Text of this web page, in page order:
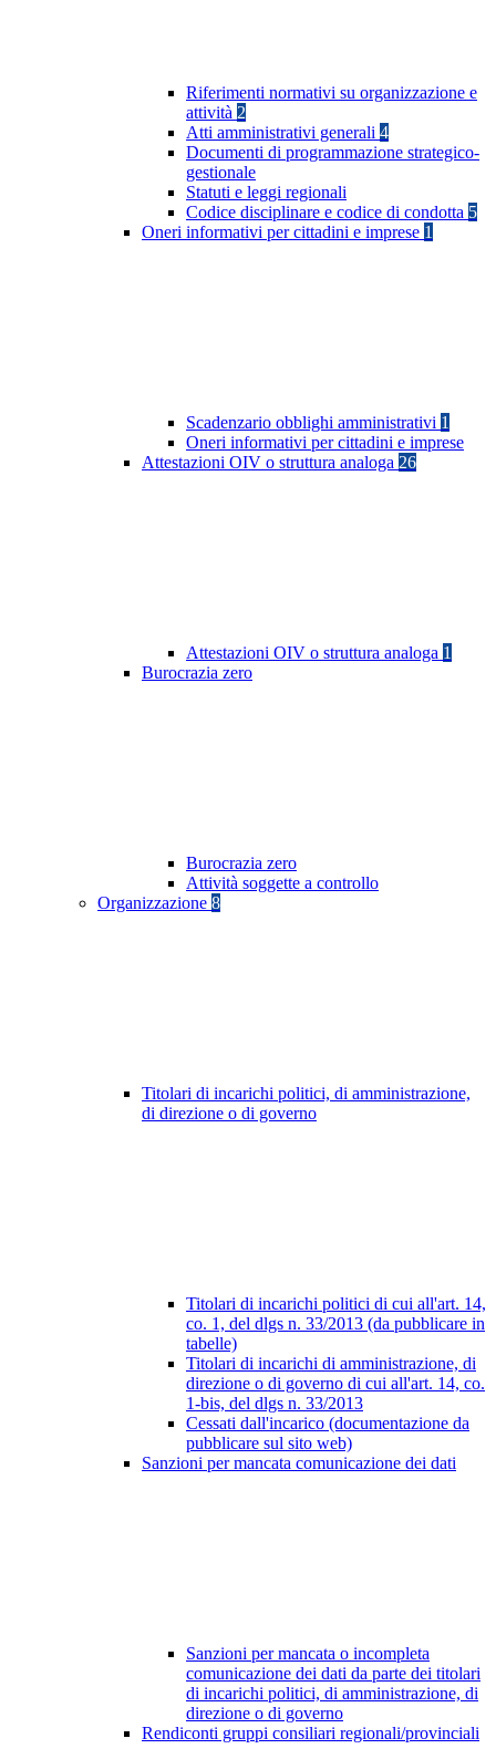
Riferimenti normativi su organizzazione e
attività 2
Atti amministrativi generali 4
Documenti di programmazione strategico-
gestionale
Statuti e leggi regionali
Codice disciplinare e codice di condotta 5
Oneri informativi per cittadini e imprese 1
Scadenzario obblighi amministrativi 1
Oneri informativi per cittadini e imprese
Attestazioni OIV o struttura analoga 26
Attestazioni OIV o struttura analoga 1
Burocrazia zero
Burocrazia zero
Attività soggette a controllo
Organizzazione 8
Titolari di incarichi politici, di amministrazione,
di direzione o di governo
Titolari di incarichi politici di cui all'art. 14,
co. 1, del dlgs n. 33/2013 (da pubblicare in
tabelle)
Titolari di incarichi di amministrazione, di
direzione o di governo di cui all'art. 14, co.
1-bis, del dlgs n. 33/2013
Cessati dall'incarico (documentazione da
pubblicare sul sito web)
Sanzioni per mancata comunicazione dei dati
Sanzioni per mancata o incompleta
comunicazione dei dati da parte dei titolari
di incarichi politici, di amministrazione, di
direzione o di governo
Rendiconti gruppi consiliari regionali/provinciali